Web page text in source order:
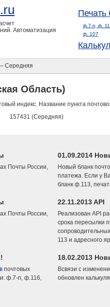
Автоматизация
Печать
ф.7-п, ф.
ф. 107
Середняя
Область)
индекс. Название пункта
157431 (Середняя)
Почты России,
01.09.2014
Новый бланк
платежа. Если у
бланк ф.113,
Почты России,
22.11.2013 API
Реализован API
срока пересылки
113 и адресного
почтовых
ф.7-п, ф.116,
18.02.2013
Всвязи с
обновлен